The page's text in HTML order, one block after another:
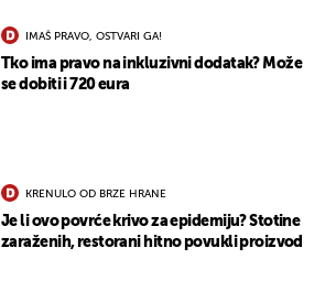
IMAŠ PRAVO, OSTVARI GA!
Tko ima pravo na inkluzivni dodatak? Može
se dobiti i 720 eura
KRENULO OD BRZE HRANE
Je li ovo povrće krivo za epidemiju? Stotine
zaraženih, restorani hitno povukli proizvod